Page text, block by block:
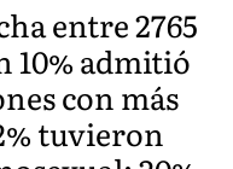
entre 2765
10% admitió
con más
tuvieron